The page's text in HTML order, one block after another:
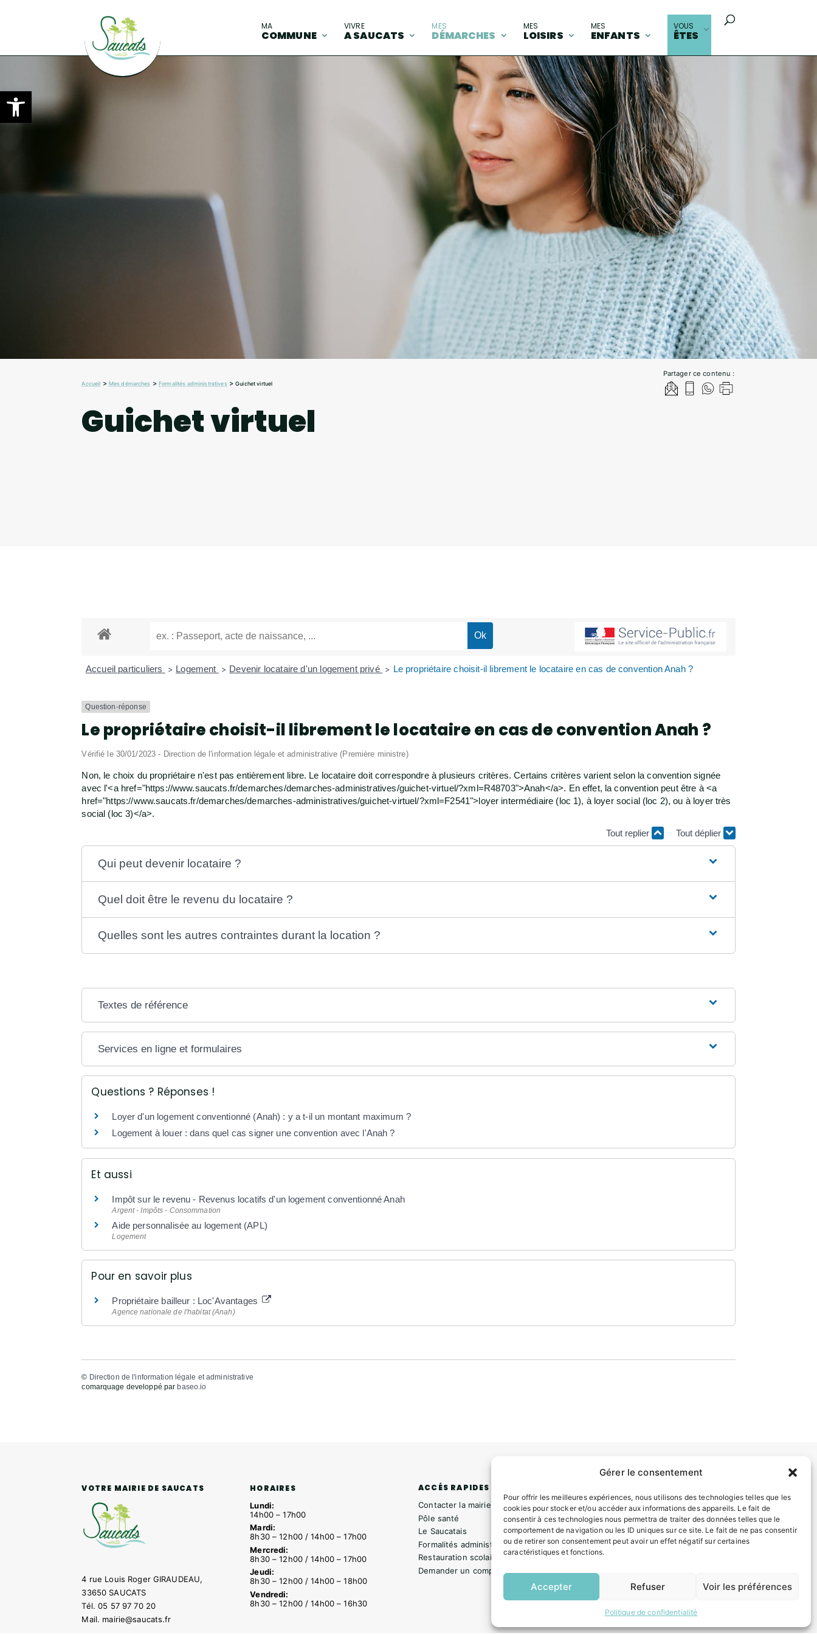
Ouvrir la barre d’outils
Gérer le consentement
Pour offrir les meilleures expériences, nous utilisons des technologies telles que les
cookies pour stocker et/ou accéder aux informations des appareils. Le fait de
consentir à ces technologies nous permettra de traiter des données telles que le
comportement de navigation ou les ID uniques sur ce site. Le fait de ne pas consentir
ou de retirer son consentement peut avoir un effet négatif sur certaines
caractéristiques et fonctions.
Accepter Refuser Voir les préférences
Politique de confidentialité
MA
COMMUNE
VIVRE
A SAUCATS
MES
DÉMARCHES
MES
LOISIRS
MES
ENFANTS
VOUS
ÊTES
Partager ce contenu :
Accueil > Mes démarches >Formalités administratives>Guichet virtuel
Guichet virtuel
Accueil particuliers > Logement > Devenir locataire d'un logement privé > Le propriétaire choisit-il librement le locataire en cas de convention Anah ?
Question-réponse
Le propriétaire choisit-il librement le locataire en cas de convention Anah ?
Vérifié le 30/01/2023 - Direction de l'information légale et administrative (Première ministre)
Non, le choix du propriétaire n'est pas entièrement libre. Le locataire doit correspondre à plusieurs critères. Certains critères varient selon la convention signée
avec l'<a href="https://www.saucats.fr/demarches/demarches-administratives/guichet-virtuel/?xml=R48703">Anah</a>. En effet, la convention peut être à <a
href="https://www.saucats.fr/demarches/demarches-administratives/guichet-virtuel/?xml=F2541">loyer intermédiaire (loc 1), à loyer social (loc 2), ou à loyer très
social (loc 3)</a>.
Tout replier
Tout déplier
Qui peut devenir locataire ?
Quel doit être le revenu du locataire ?
Quelles sont les autres contraintes durant la location ?
Textes de référence
Services en ligne et formulaires
Questions ? Réponses !
Loyer d'un logement conventionné (Anah) : y a t-il un montant maximum ?
Logement à louer : dans quel cas signer une convention avec l'Anah ?
Et aussi
Impôt sur le revenu - Revenus locatifs d'un logement conventionné Anah
Argent - Impôts - Consommation
Aide personnalisée au logement (APL)
Logement
Pour en savoir plus
Propriétaire bailleur : Loc'Avantages
Agence nationale de l'habitat (Anah)
© Direction de l'information légale et administrative
comarquage developpé par baseo.io
VOTRE MAIRIE DE SAUCATS
4 rue Louis Roger GIRAUDEAU,
33650 SAUCATS
Tél.05 57 97 70 20
Mail. mairie@saucats.fr
HORAIRES
Lundi:
14h00 – 17h00
Mardi:
8h30 – 12h00 / 14h00 – 17h00
Mercredi:
8h30 – 12h00 / 14h00 – 17h00
Jeudi:
8h30 – 12h00 / 14h00 – 18h00
Vendredi:
8h30 – 12h00 / 14h00 – 16h30
ACCÉS RAPIDES
Contacter la mairie
Pôle santé
Le Saucatais
Formalités administratives
Restauration scolaire
Demander un composteur
Mentions légales
Politique de confidentialité
Plan du site